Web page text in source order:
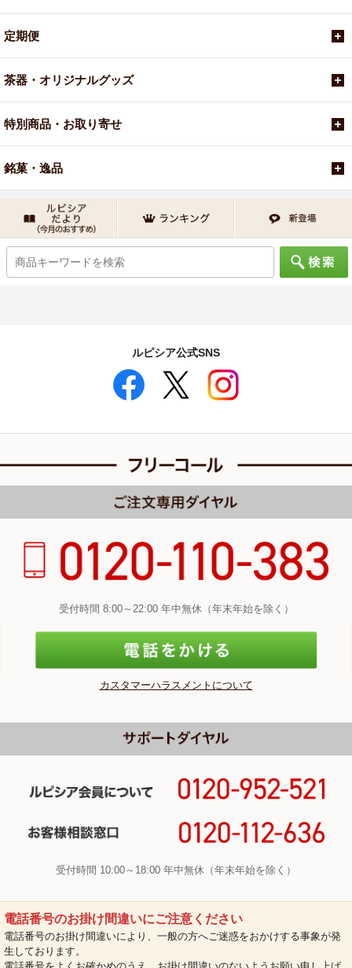
定期便
茶器・オリジナルグッズ
特別商品・お取り寄せ
銘菓・逸品
ルピシア公式SNS
受付時間 8:00～22:00 年中無休（年末年始を除く）
カスタマーハラスメントについて
受付時間 10:00～18:00 年中無休（年末年始を除く）
電話番号のお掛け間違いにご注意ください
電話番号のお掛け間違いにより、一般の方へご迷惑をおかけする事象が発
生しております。